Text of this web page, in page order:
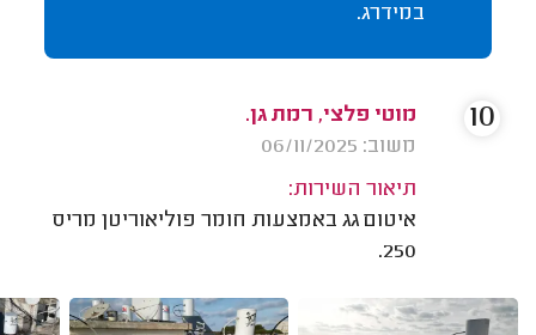
במידרג.
מוטי פלצי, רמת גן.
משוב: 06/11/2025
תיאור השירות:
איטום גג באמצעות חומר פוליאוריטן מריס
250.
10